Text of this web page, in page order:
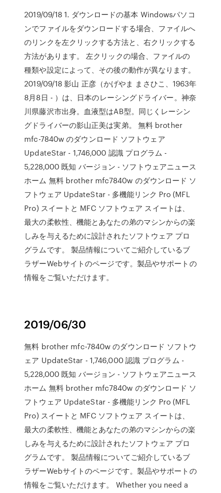
2019/09/18 1. ダウンロードの基本 Windowsパソコ
ンでファイルをダウンロードする場合、ファイルへ
のリンクを左クリックする方法と、右クリックする
方法があります。 左クリックの場合、ファイルの
種類や設定によって、その後の動作が異なります。
2019/09/18 影山 正彦（かげやま まさひこ、1963年
8月8日 - ）は、日本のレーシングドライバー。神奈
川県藤沢市出身。血液型はAB型。同じくレーシン
グドライバーの影山正美は実弟。 無料 brother
mfc-7840w のダウンロード ソフトウェア
UpdateStar - 1,746,000 認識 プログラム -
5,228,000 既知 バージョン - ソフトウェアニュース
ホーム 無料 brother mfc7840w のダウンロード ソ
フトウェア UpdateStar - 多機能リンク Pro (MFL
Pro) スイートと MFC ソフトウェア スイートは、
最大の柔軟性、機能とあなたの弟のマシンからの楽
しみを与えるために設計されたソフトウェア プロ
グラムです。 製品情報についてご紹介しているブ
ラザーWebサイトのページです。製品やサポートの
情報をご覧いただけます。
2019/06/30
無料 brother mfc-7840w のダウンロード ソフトウ
ェア UpdateStar - 1,746,000 認識 プログラム -
5,228,000 既知 バージョン - ソフトウェアニュース
ホーム 無料 brother mfc7840w のダウンロード ソ
フトウェア UpdateStar - 多機能リンク Pro (MFL
Pro) スイートと MFC ソフトウェア スイートは、
最大の柔軟性、機能とあなたの弟のマシンからの楽
しみを与えるために設計されたソフトウェア プロ
グラムです。 製品情報についてご紹介しているブ
ラザーWebサイトのページです。製品やサポートの
情報をご覧いただけます。 Whether you need a